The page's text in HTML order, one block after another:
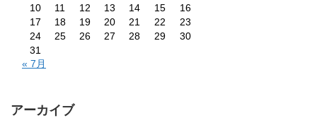
10
11 12 13 14 15
16
17
18 19 20 21 22
23
24
25 26 27 28 29
30
31
« 7月
アーカイブ